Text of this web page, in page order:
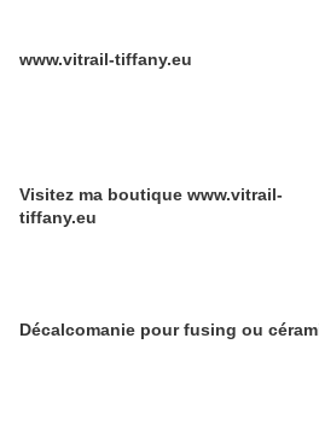
www.vitrail-tiffany.eu
Visitez ma boutique www.vitrail-
tiffany.eu
Décalcomanie pour fusing ou